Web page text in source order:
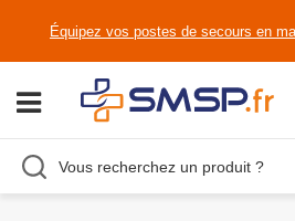
Équipez vos postes de secours en